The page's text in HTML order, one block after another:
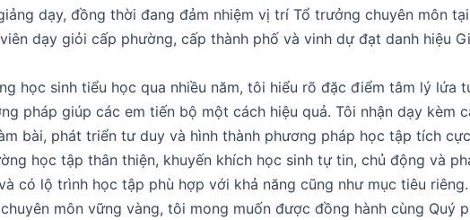
dạy, đồng thời đang đảm nhiệm vị trí Tổ trưởng chuyên môn
dạy giỏi cấp phường, cấp thành phố và vinh dự đạt danh hiệu
học sinh tiểu học qua nhiều năm, tôi hiểu rõ đặc điểm tâm lý lứa
pháp giúp các em tiến bộ một cách hiệu quả. Tôi nhận dạy kèm
bài, phát triển tư duy và hình thành phương pháp học tập tích
học tập thân thiện, khuyến khích học sinh tự tin, chủ động và
có lộ trình học tập phù hợp với khả năng cũng như mục tiêu riêng.
môn vững vàng, tôi mong muốn được đồng hành cùng Quý